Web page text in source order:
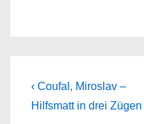
Previous
Post
‹ Coufal, Miroslav –
Hilfsmatt in drei Zügen